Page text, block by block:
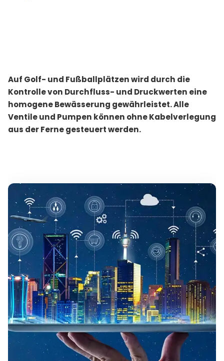
Auf Golf- und Fußballplätzen wird durch die
Kontrolle von Durchfluss- und Druckwerten eine
homogene Bewässerung gewährleistet. Alle
Ventile und Pumpen können ohne Kabelverlegung
aus der Ferne gesteuert werden.